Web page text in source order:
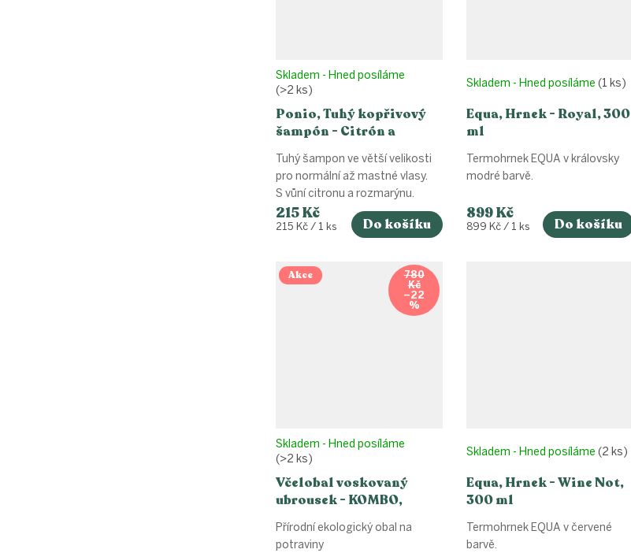
Ponio, Tuhý kopřivový
šampón - Citrón a
Skladem - Hned posíláme
(>2 ks)
215 Kč
Měrná
215 Kč / 1 ks Do košíku
Tuhý šampon ve větší velikosti
pro normální až mastné vlasy.
S vůní citronu a rozmarýnu.
Equa, Hrnek - Royal, 300
ml
Skladem - Hned posíláme(1 ks)
899 Kč
Měrná
899 Kč / 1 ks Do košíku
Termohrnek EQUA v královsky
modré barvě.
Akce
780
Kč
–22
%
Včelobal voskovaný
ubrousek - KOMBO,
Rozkvetlé (S,M,L,XL)
Skladem - Hned posíláme
(>2 ks)
Přírodní ekologický obal na
potraviny
Equa, Hrnek - Wine Not,
300 ml
Skladem - Hned posíláme(2 ks)
Termohrnek EQUA v červené
barvě.